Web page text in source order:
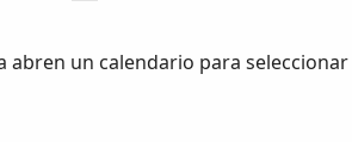
abren un calendario para seleccionar